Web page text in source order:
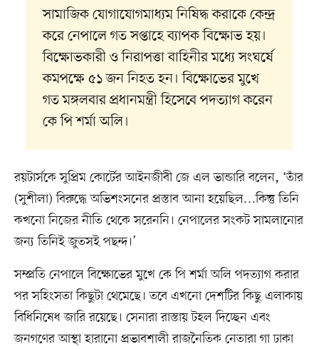
সামাজিক যোগাযোগমাধ্যম নিষিদ্ধ করাকে কেন্দ্র
করে নেপালে গত সপ্তাহে ব্যাপক বিক্ষোভ হয়।
বিক্ষোভকারী ও নিরাপত্তা বাহিনীর মধ্যে সংঘর্ষে
কমপক্ষে ৫১ জন নিহত হন। বিক্ষোভের মুখে
গত মঙ্গলবার প্রধানমন্ত্রী হিসেবে পদত্যাগ করেন
কে পি শর্মা অলি।
রয়টার্সকে সুপ্রিম কোর্টের আইনজীবী জে এল ভান্ডারি বলেন, ‘তাঁর
(সুশীলা) বিরুদ্ধে অভিশংসনের প্রস্তাব আনা হয়েছিল…কিন্তু তিনি
কখনো নিজের নীতি থেকে সরেননি। নেপালের সংকট সামলানোর
জন্য তিনিই জুতসই পছন্দ।’
সম্প্রতি নেপালে বিক্ষোভের মুখে কে পি শর্মা অলি পদত্যাগ করার
পর সহিংসতা কিছুটা থেমেছে। তবে এখনো দেশটির কিছু এলাকায়
বিধিনিষেধ জারি রয়েছে। সেনারা রাস্তায় টহল দিচ্ছেন এবং
জনগণের আস্থা হারানো প্রভাবশালী রাজনৈতিক নেতারা গা ঢাকা